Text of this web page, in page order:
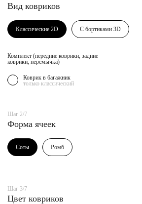
Вид ковриков
Классические 2D С бортиками 3D
Комплект (передние коврики, задние
коврики, перемычка)
Коврик в багажник
только классический
Шаг 2/7
Форма ячеек
Соты Ромб
Шаг 3/7
Цвет ковриков